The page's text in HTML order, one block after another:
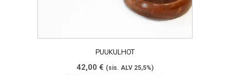
PUUKULHOT
42,00 € (sis. ALV 25,5%)